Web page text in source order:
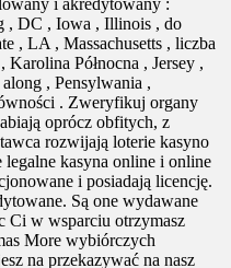
i akredytowany :
, DC , Iowa , Illinois , do
, LA , Massachusetts , liczba
Północna , Jersey ,
, Pensylwania ,
. Zweryfikuj organy
oprócz obfitych, z
rozwijają loterie kasyno
kasyna online i online
i posiadają licencję.
Są one wydawane
Ci w wsparciu otrzymasz
More wybiórczych
na przekazywać na nasz